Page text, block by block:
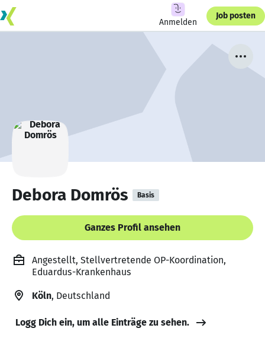
Anmelden
Job posten
Debora Domrös Basis
Ganzes Profil ansehen
Angestellt, Stellvertretende OP-Koordination,
Eduardus-Krankenhaus
Köln, Deutschland
Logg Dich ein, um alle Einträge zu sehen.